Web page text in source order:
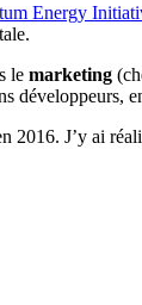
Energy
le marketing
2016. J’y ai